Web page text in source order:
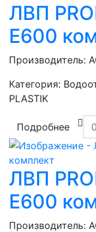
ЛВП
E600
Производитель:
Категория:
PLASTIK
Подробнее
ЛВП
E600
Производитель: